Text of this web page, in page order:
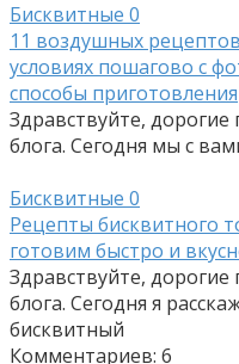
Бисквитные 0
11 воздушных
условиях пошагово с
способы приготовления
Здравствуйте, дорогие
блога. Сегодня мы с
Бисквитные 0
Рецепты бисквитного
готовим быстро и
Здравствуйте, дорогие
блога. Сегодня я
бисквитный
Комментариев: 6